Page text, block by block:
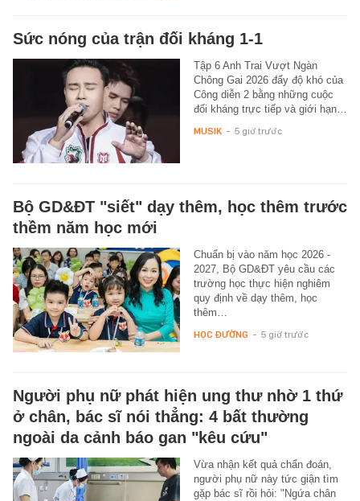
Sức nóng của trận đối kháng 1-1
Tập 6 Anh Trai Vượt Ngàn
Chông Gai 2026 đẩy độ khó của
Công diễn 2 bằng những cuộc
đối kháng trực tiếp và giới hạn…
MUSIK - 5 giờ trước
Bộ GD&ĐT "siết" dạy thêm, học thêm trước
thềm năm học mới
Chuẩn bị vào năm học 2026 -
2027, Bộ GD&ĐT yêu cầu các
trường học thực hiện nghiêm
quy định về dạy thêm, học
thêm…
HỌC ĐƯỜNG - 5 giờ trước
Người phụ nữ phát hiện ung thư nhờ 1 thứ
ở chân, bác sĩ nói thẳng: 4 bất thường
ngoài da cảnh báo gan "kêu cứu"
Vừa nhận kết quả chẩn đoán,
người phụ nữ này tức giận tìm
gặp bác sĩ rồi hỏi: "Ngứa chân